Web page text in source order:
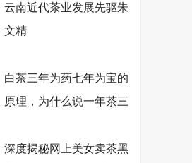
云南近代茶业发展先驱朱
文精
白茶三年为药七年为宝的
原理，为什么说一年茶三
深度揭秘网上美女卖茶黑